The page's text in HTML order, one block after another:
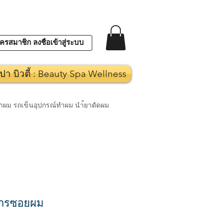
รสมาชิก ลงชื่อเข้าสู่ระบบ
า บิวตี้ : Beauty Spa Wellness
ำผม รถเข็นอุปกรณ์ทำผม นำ้ยาดัดผม
รซอยผม